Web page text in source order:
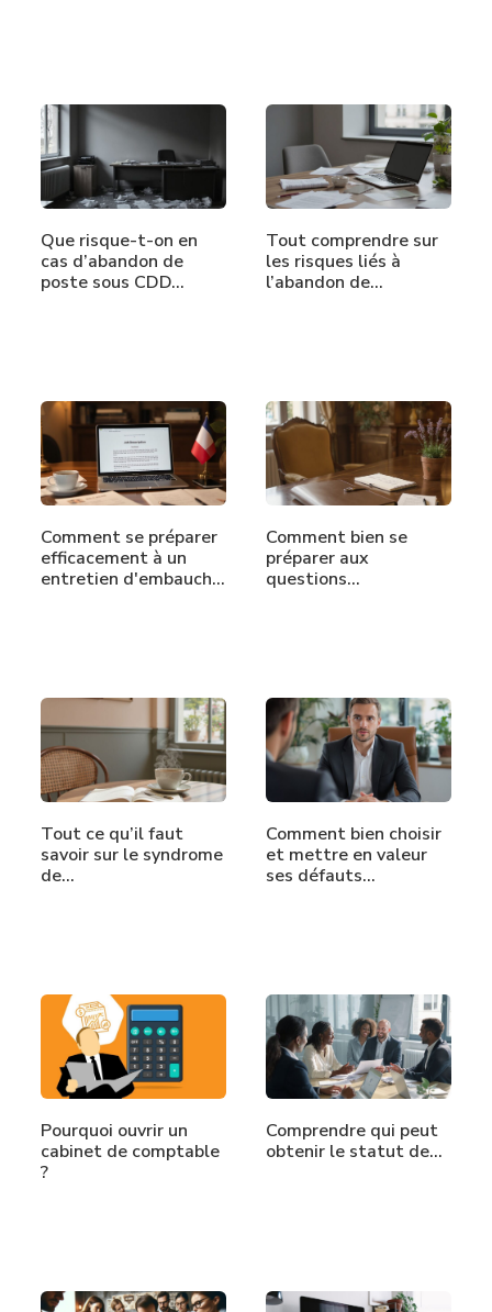
Que risque-t-on en
cas d’abandon de
poste sous CDD…
Tout comprendre sur
les risques liés à
l’abandon de…
Comment se préparer
efficacement à un
entretien d'embauche
Comment bien se
préparer aux
questions…
Tout ce qu’il faut
savoir sur le syndrome
de…
Comment bien choisir
et mettre en valeur
ses défauts…
Pourquoi ouvrir un
cabinet de comptable
?
Comprendre qui peut
obtenir le statut de…